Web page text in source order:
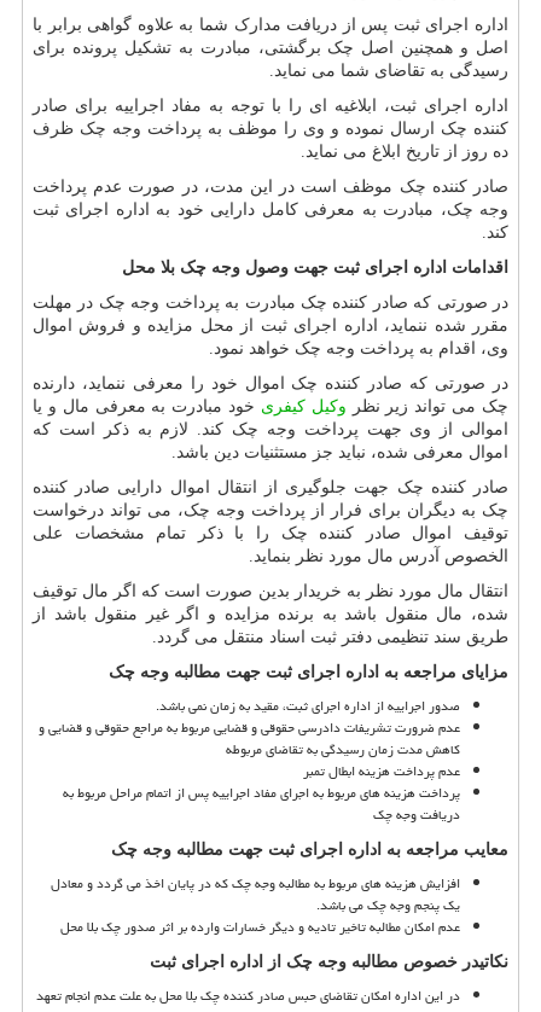
اداره اجرای ثبت پس از دریافت مدارک شما به علاوه گواهی برابر با
اصل و همچنین اصل چک برگشتی، مبادرت به تشکیل پرونده برای
رسیدگی به تقاضای شما می نماید.
اداره اجرای ثبت، ابلاغیه ای را با توجه به مفاد اجراییه برای صادر
کننده چک ارسال نموده و وی را موظف به پرداخت وجه چک ظرف
ده روز از تاریخ ابلاغ می نماید.
صادر کننده چک موظف است در این مدت، در صورت عدم پرداخت
وجه چک، مبادرت به معرفی کامل دارایی خود به اداره اجرای ثبت
کند.
اقدامات اداره اجرای ثبت جهت وصول وجه چک بلا محل
در صورتی که صادر کننده چک مبادرت به پرداخت وجه چک در مهلت
مقرر شده ننماید، اداره اجرای ثبت از محل مزایده و فروش اموال
وی، اقدام به پرداخت وجه چک خواهد نمود.
در صورتی که صادر کننده چک اموال خود را معرفی ننماید، دارنده
چک می تواند زیر نظر وکیل کیفری خود مبادرت به معرفی مال و یا
اموالی از وی جهت پرداخت وجه چک کند. لازم به ذکر است که
اموال معرفی شده، نباید جز مستثنیات دین باشد.
صادر کننده چک جهت جلوگیری از انتقال اموال دارایی صادر کننده
چک به دیگران برای فرار از پرداخت وجه چک، می تواند درخواست
توقیف اموال صادر کننده چک را با ذکر تمام مشخصات علی
الخصوص آدرس مال مورد نظر بنماید.
انتقال مال مورد نظر به خریدار بدین صورت است که اگر مال توقیف
شده، مال منقول باشد به برنده مزایده و اگر غیر منقول باشد از
طریق سند تنظیمی دفتر ثبت اسناد منتقل می گردد.
مزایای مراجعه به اداره اجرای ثبت جهت مطالبه وجه چک
صدور اجراییه از اداره اجرای ثبت، مقید به زمان نمی باشد.
عدم ضرورت تشریفات دادرسی حقوقی و قضایی مربوط به مراجع حقوقی و قضایی و
کاهش مدت زمان رسیدگی به تقاضای مربوطه
عدم پرداخت هزینه ابطال تمبر
پرداخت هزینه های مربوط به اجرای مفاد اجراییه پس از اتمام مراحل مربوط به
دریافت وجه چک
معایب مراجعه به اداره اجرای ثبت جهت مطالبه وجه چک
افزایش هزینه های مربوط به مطالبه وجه چک که در پایان اخذ می گردد و معادل
یک پنجم وجه چک می باشد.
عدم امکان مطالبه تاخیر تادیه و دیگر خسارات وارده بر اثر صدور چک بلا محل
نکاتیدر خصوص مطالبه وجه چک از اداره اجرای ثبت
در این اداره امکان تقاضای حبس صادر کننده چک بلا محل به علت عدم انجام تعهد